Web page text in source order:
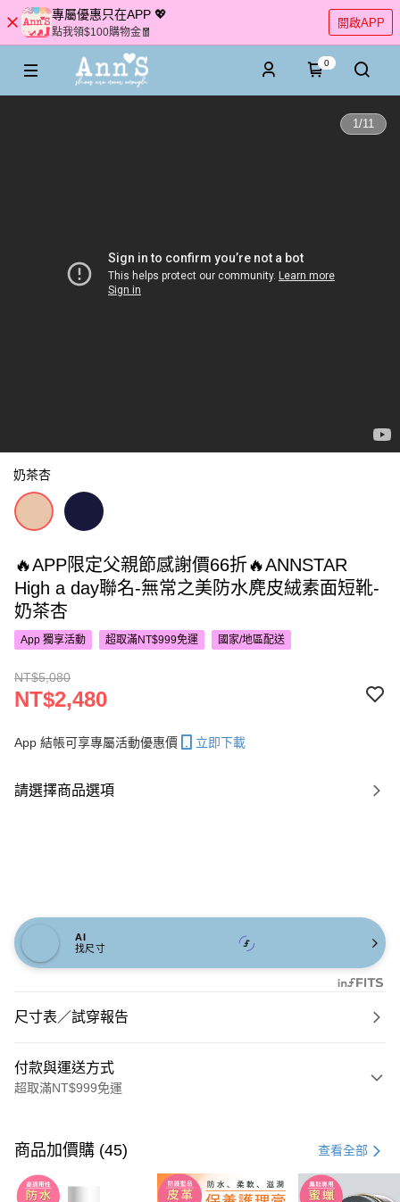
專屬優惠只在APP 💖
點我領$100購物金🧧
開啟APP
0
1/11
奶茶杏
🔥APP限定父親節感謝價66折🔥ANNSTAR
High a day聯名-無常之美防水麂皮絨素面短靴-
奶茶杏
App 獨享活動 超取滿NT$999免運 國家/地區配送
NT$5,080
NT$2,480
App 結帳可享專屬活動優惠價 立即下載
請選擇商品選項
AI
找尺寸
尺寸表／試穿報告
付款與運送方式
超取滿NT$999免運
信用卡一次付款
信用卡分期付款
商品加價購 (45) 查看全部